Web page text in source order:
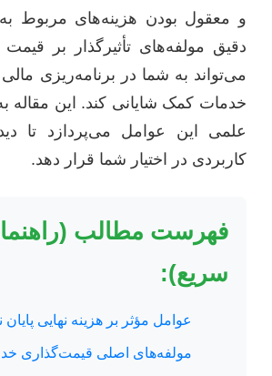
و معقول بودن هزینه‌های مربوط
دقیق مولفه‌های تأثیرگذار بر قیمت
می‌تواند به شما در برنامه‌ریزی
خدمات کمک شایانی کند. این مقاله
علمی این عوامل می‌پردازد تا
کاربردی در اختیار شما قرار دهد.
فهرست مطالب
سریع):
عوامل مؤثر بر هزینه نهایی پایان
مولفه‌های اصلی قیمت‌گذاری